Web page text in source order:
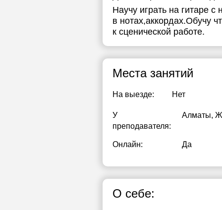
Научу играть на гитаре
в нотах,аккордах.Обучу
к сценической работе.
Места занятий
На выезде: Нет
У
преподавателя:
Алматы,
Онлайн: Да
О себе: